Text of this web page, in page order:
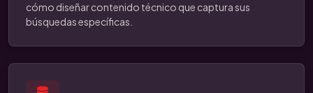
cómo diseñar contenido técnico que captura sus
búsquedas específicas.